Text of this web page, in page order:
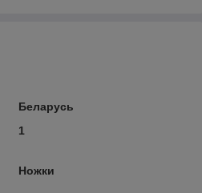
Беларусь
1
Ножки